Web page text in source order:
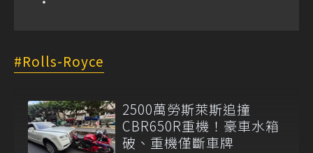
Rolls-Royce
2500萬勞斯萊斯追撞
CBR650R重機！豪車水箱
破、重機僅斷車牌